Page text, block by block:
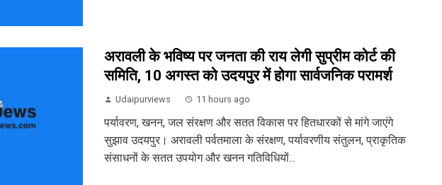
अरावली के भविष्य पर जनता की राय लेगी सुप्रीम कोर्ट की
समिति, 10 अगस्त को उदयपुर में होगा सार्वजनिक परामर्श
Udaipurviews 11 hours ago
पर्यावरण, खनन, जल संरक्षण और सतत विकास पर हितधारकों से मांगे जाएंगे
सुझाव उदयपुर। अरावली पर्वतमाला के संरक्षण, पर्यावरणीय संतुलन, प्राकृतिक
संसाधनों के सतत उपयोग और खनन गतिविधियों...